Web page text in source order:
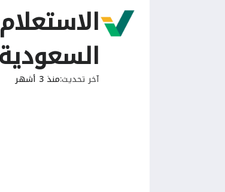
السعودية
آخر تحديثمنذ 3 أشهر